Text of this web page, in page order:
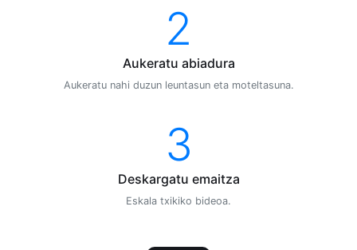
2
Aukeratu abiadura
Aukeratu nahi duzun leuntasun eta moteltasuna.
3
Deskargatu emaitza
Eskala txikiko bideoa.